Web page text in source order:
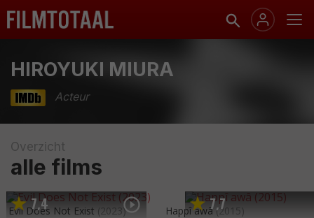
HIROYUKI MIURA
Acteur
Overzicht
alle films
7,4
Evil Does Not Exist (2023) 7,7
Happî awâ (2015)